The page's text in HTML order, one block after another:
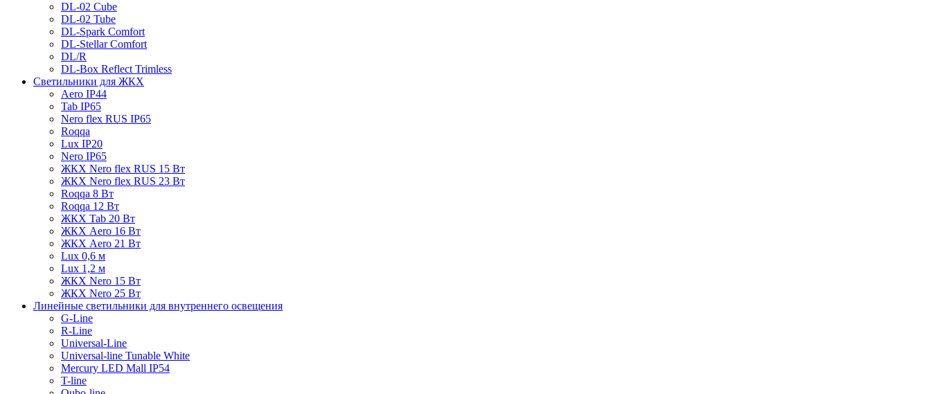
DL-02 Cube
DL-02 Tube
DL-Spark Comfort
DL-Stellar Comfort
DL/R
DL-Box Reflect Trimless
Светильники для ЖКХ
Aero IP44
Tab IP65
Nero flex RUS IP65
Roqqa
Lux IP20
Nero IP65
ЖКХ Nero flex RUS 15 Вт
ЖКХ Nero flex RUS 23 Вт
Roqqa 8 Вт
Roqqa 12 Вт
ЖКХ Tab 20 Вт
ЖКХ Aero 16 Вт
ЖКХ Aero 21 Вт
Lux 0,6 м
Lux 1,2 м
ЖКХ Nero 15 Вт
ЖКХ Nero 25 Вт
Линейные светильники для внутреннего освещения
G-Line
R-Line
Universal-Line
Universal-line Tunable White
Mercury LED Mall IP54
T-line